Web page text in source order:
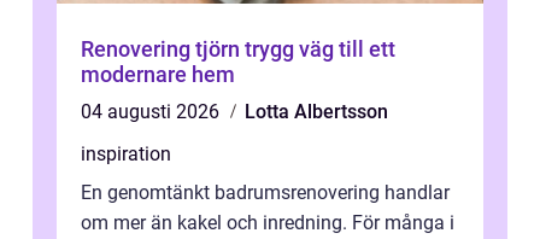
Renovering tjörn trygg väg till ett
modernare hem
04 augusti 2026
Lotta Albertsson
inspiration
En genomtänkt badrumsrenovering handlar
om mer än kakel och inredning. För många i